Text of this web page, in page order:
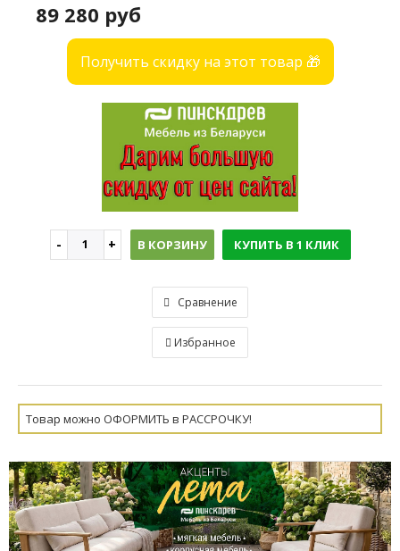
89 280 руб
Получить скидку на этот товар 🎁
В КОРЗИНУ КУПИТЬ В 1 КЛИК
Сравнение
Избранное
Товар можно ОФОРМИТЬ в РАССРОЧКУ!